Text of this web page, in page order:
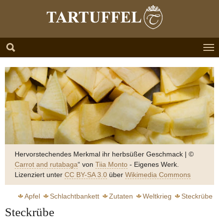
Hervorstechendes Merkmal ihr herbsüßer Geschmack | ©
Carrot and rutabaga“ von Tiia Monto - Eigenes Werk
Lizenziert unter CC BY-SA 3.0 über Wikimedia Commons
Apfel Schlachtbankett Zutaten Weltkrieg
Steckrübe
Kartoffel
Steckrübe